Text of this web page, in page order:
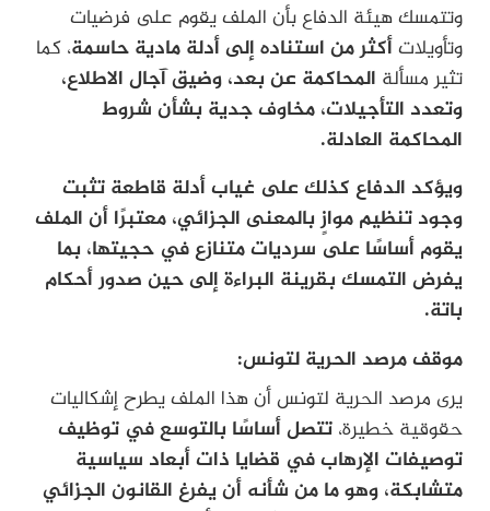
وتتمسك هيئة الدفاع بأن الملف يقوم على فرضيات
وتأويلاتأكثر من استناده إلى أدلة مادية حاسمة، كما
تثير مسألة المحاكمة عن بعد، وضيق آجال الاطلاع،
وتعدد التأجيلات، مخاوف جدية بشأن شروط
المحاكمة العادلة.
ويؤكد الدفاع كذلك على غياب أدلة قاطعة تثبت
وجود تنظيم موازٍ بالمعنى الجزائي، معتبرًا أن الملف
يقوم أساسًا على سرديات متنازع في حجيتها، بما
يفرض التمسك بقرينة البراءة إلى حين صدور أحكام
باتة.
موقف مرصد الحرية لتونس:
يرى مرصد الحرية لتونس أن هذا الملف يطرح إشكاليات
حقوقية خطيرة، تتصل أساسًا بالتوسع في توظيف
توصيفات الإرهاب في قضايا ذات أبعاد سياسية
متشابكة، وهو ما من شأنه أن يفرغ القانون الجزائي